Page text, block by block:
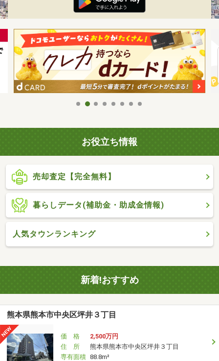
お役立ち情報
売却査定【完全無料】
暮らしデータ(補助金・助成金情報)
人気タウンランキング
新着!おすすめ
熊本県熊本市中央区坪井３丁目
価 格
2,500万円
住 所
熊本県熊本市中央区坪井３丁目
専有面積 88.8m²